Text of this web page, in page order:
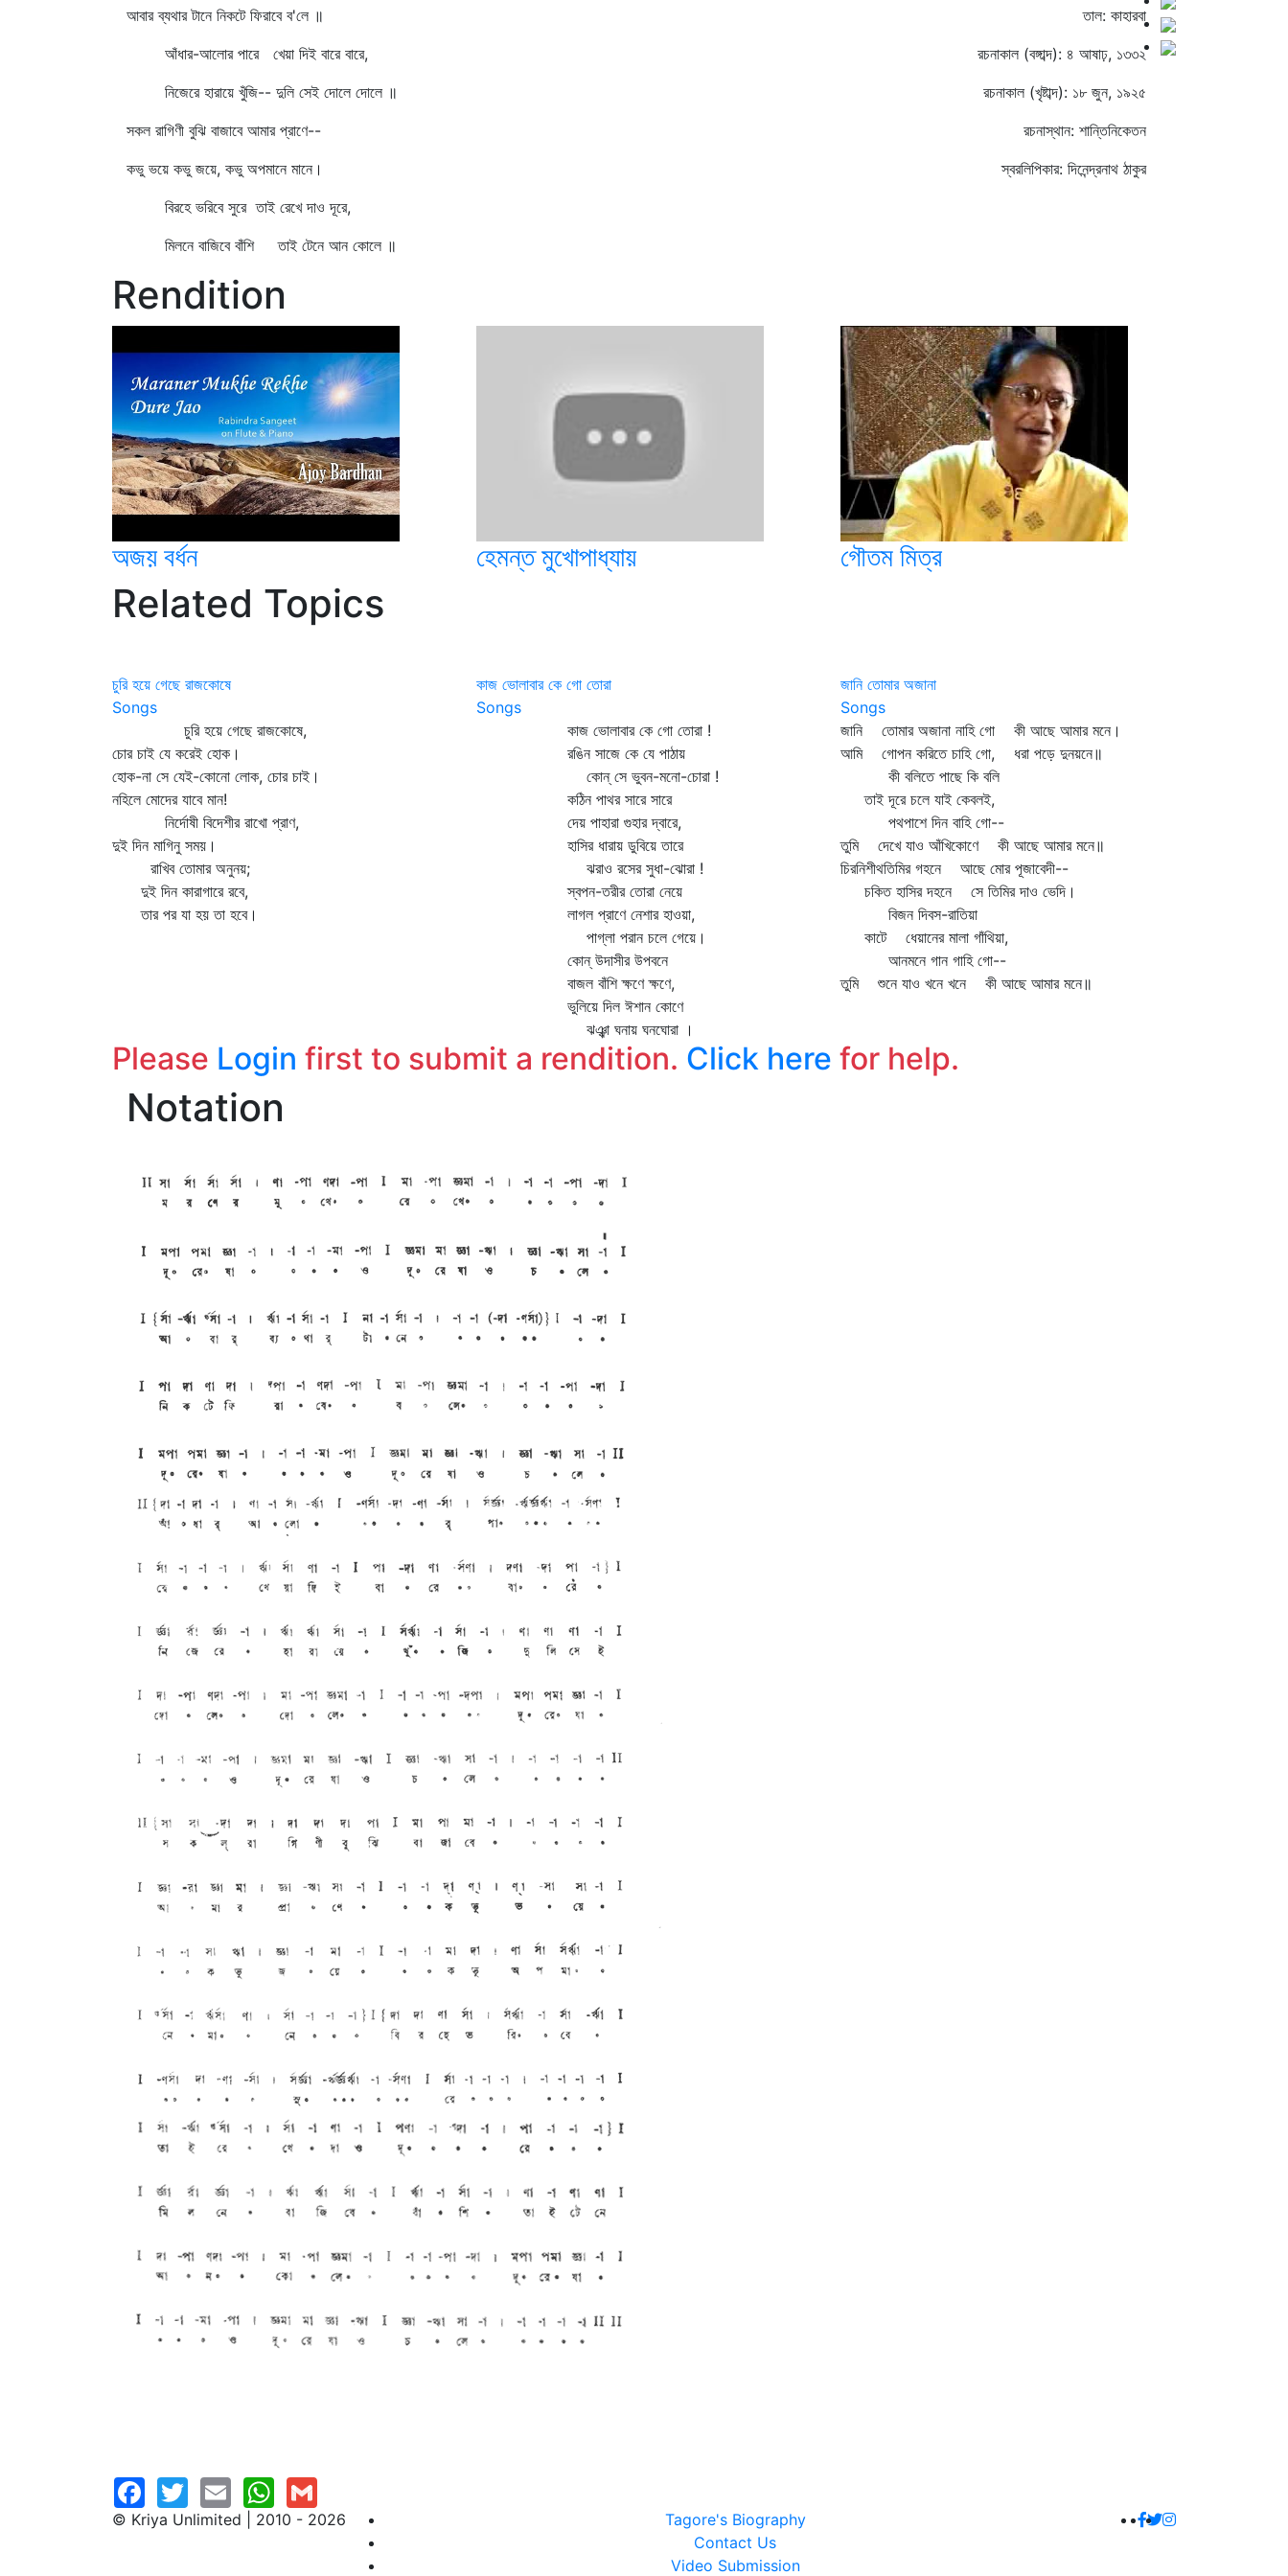
আবার ব্যথার টানে নিকটে ফিরাবে ব'লে ॥
আঁধার-আলোর পারে খেয়া দিই বারে বারে,
নিজেরে হারায়ে খুঁজি-- দুলি সেই দোলে দোলে ॥
সকল রাগিণী বুঝি বাজাবে আমার প্রাণে--
কভু ভয়ে কভু জয়ে, কভু অপমানে মানে।
বিরহে ভরিবে সুরে তাই রেখে দাও দূরে,
মিলনে বাজিবে বাঁশি তাই টেনে আন কোলে ॥
তাল: কাহারবা
রচনাকাল (বঙ্গাব্দ): ৪ আষাঢ়, ১৩৩২
রচনাকাল (খৃষ্টাব্দ): ১৮ জুন, ১৯২৫
রচনাস্থান: শান্তিনিকেতন
স্বরলিপিকার: দিনেন্দ্রনাথ ঠাকুর
Rendition
অজয় বর্ধন হেমন্ত মুখোপাধ্যায় গৌতম মিত্র
Related Topics
চুরি হয়ে গেছে রাজকোষে
Songs
চুরি হয়ে গেছে রাজকোষে,
চোর চাই যে করেই হোক।
হোক-না সে যেই-কোনো লোক, চোর চাই।
নহিলে মোদের যাবে মান!
নির্দোষী বিদেশীর রাখো প্রাণ,
দুই দিন মাগিনু সময়।
রাখিব তোমার অনুনয়;
দুই দিন কারাগারে রবে,
তার পর যা হয় তা হবে।
কাজ ভোলাবার কে গো তোরা
Songs
কাজ ভোলাবার কে গো তোরা !
রঙিন সাজে কে যে পাঠায়
কোন্‌ সে ভুবন-মনো-চোরা !
কঠিন পাথর সারে সারে
দেয় পাহারা গুহার দ্বারে,
হাসির ধারায় ডুবিয়ে তারে
ঝরাও রসের সুধা-ঝোরা !
স্বপন-তরীর তোরা নেয়ে
লাগল প্রাণে নেশার হাওয়া,
পাগ্‌লা পরান চলে গেয়ে।
কোন্‌ উদাসীর উপবনে
বাজল বাঁশি ক্ষণে ক্ষণে,
ভুলিয়ে দিল ঈশান কোণে
ঝঞ্ঝা ঘনায় ঘনঘোরা ।
জানি তোমার অজানা
Songs
জানি তোমার অজানা নাহি গো কী আছে আমার মনে।
আমি গোপন করিতে চাহি গো, ধরা পড়ে দুনয়নে॥
কী বলিতে পাছে কি বলি
তাই দূরে চলে যাই কেবলই,
পথপাশে দিন বাহি গো--
তুমি দেখে যাও আঁখিকোণে কী আছে আমার মনে॥
চিরনিশীথতিমির গহনে আছে মোর পূজাবেদী--
চকিত হাসির দহনে সে তিমির দাও ভেদি।
বিজন দিবস-রাতিয়া
কাটে ধেয়ানের মালা গাঁথিয়া,
আনমনে গান গাহি গো--
তুমি শুনে যাও খনে খনে কী আছে আমার মনে॥
Please Login first to submit a rendition. Click here for help.
Notation
© Kriya Unlimited | 2010 - 2026
Tagore's Biography
Contact Us
Video Submission